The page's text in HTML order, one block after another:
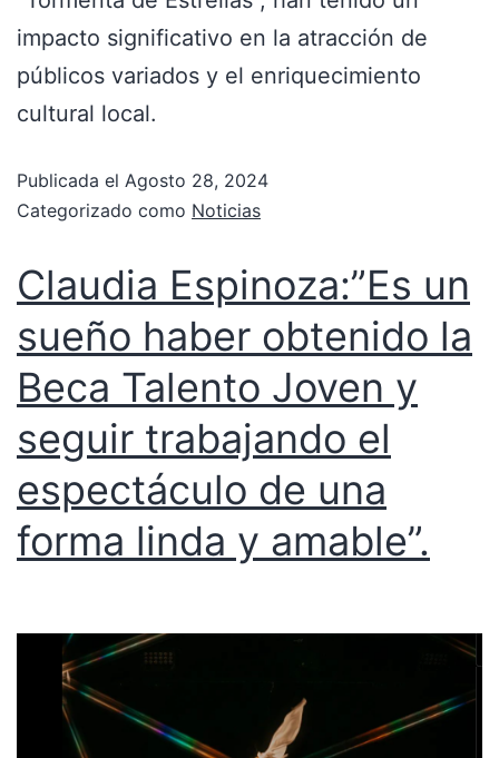
impacto significativo en la atracción de
públicos variados y el enriquecimiento
cultural local.
Publicada el Agosto 28, 2024
Categorizado como Noticias
Claudia Espinoza:”Es un
sueño haber obtenido la
Beca Talento Joven y
seguir trabajando el
espectáculo de una
forma linda y amable”.